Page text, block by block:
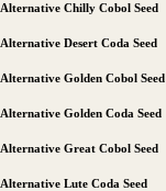
Alternative Chilly Cobol Seed
Alternative Desert Coda Seed
Alternative Golden Cobol Seed
Alternative Golden Coda Seed
Alternative Great Cobol Seed
Alternative Lute Coda Seed